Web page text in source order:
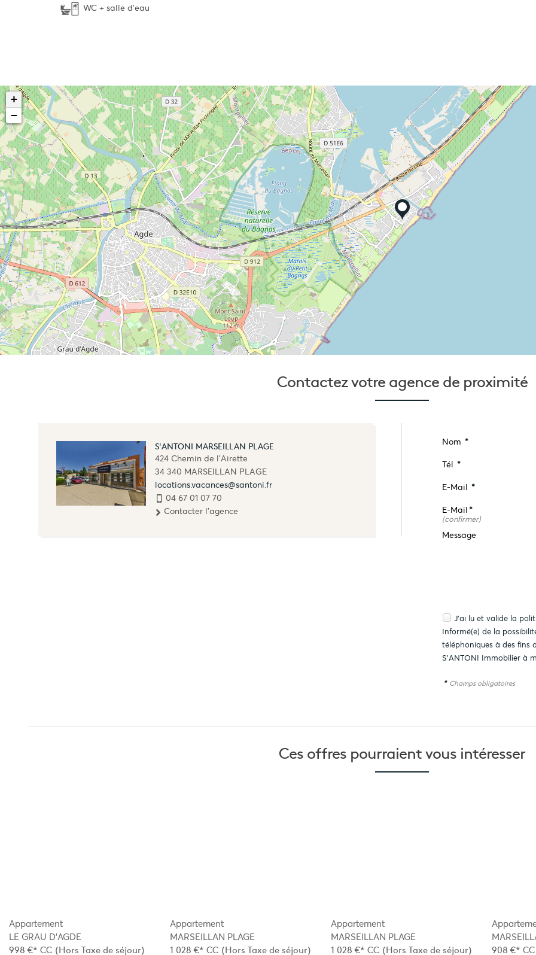
WC + salle d'eau
+
−
Contactez votre agence de proximité
S'ANTONI MARSEILLAN PLAGE
424 Chemin de l'Airette
34 340 MARSEILLAN PLAGE
locations.vacances@santoni.fr
04 67 01 07 70
Contacter l'agence
Nom *
Tél *
E-Mail *
E-Mail*
(confirmer)
Message
J'ai lu et valide la
Informé(e) de la
téléphoniques à des fins
S'ANTONI Immobilier à
* Champs obligatoires
Ces offres pourraient vous intéresser
Appartement
LE GRAU D'AGDE
998 €*CC (Hors Taxe de séjour)
Appartement
MARSEILLAN PLAGE
1 028 €*CC (Hors Taxe de séjour)
Appartement
MARSEILLAN PLAGE
1 028 €* CC(Hors Taxe de séjour) 908 €* CC